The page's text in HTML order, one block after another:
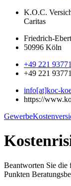
K.O.C.
Caritas
Friedrich-
50996 Köln
+49 221
+49 221
info[at]koc-
https://
Gewerbe
Beantworten Sie die
Punkten